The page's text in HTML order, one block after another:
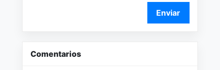
Enviar
Comentarios